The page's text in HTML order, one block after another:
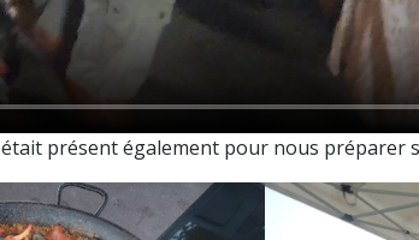
était présent également pour nous préparer